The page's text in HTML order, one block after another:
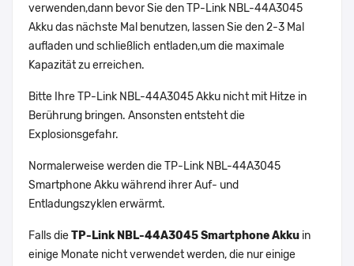
verwenden,dann bevor Sie den TP-Link NBL-44A3045
Akku das nächste Mal benutzen, lassen Sie den 2-3 Mal
aufladen und schließlich entladen,um die maximale
Kapazität zu erreichen.
Bitte Ihre TP-Link NBL-44A3045 Akku nicht mit Hitze in
Berührung bringen. Ansonsten entsteht die
Explosionsgefahr.
Normalerweise werden die TP-Link NBL-44A3045
Smartphone Akku während ihrer Auf- und
Entladungszyklen erwärmt.
Falls dieTP-Link NBL-44A3045 Smartphone Akku in
einige Monate nicht verwendet werden, die nur einige